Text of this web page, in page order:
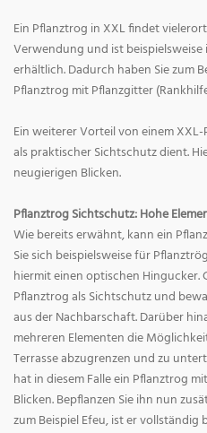
Ein Pflanztrog in XXL findet
Verwendung und ist beispielsweise
erhältlich. Dadurch haben Sie zum
Pflanztrog mit Pflanzgitter
Ein weiterer Vorteil von einem
als praktischer Sichtschutz dient.
neugierigen Blicken.
Pflanztrog Sichtschutz: Hohe
Wie bereits erwähnt, kann ein
Sie sich beispielsweise für
hiermit einen optischen Hingucker.
Pflanztrog als Sichtschutz und
aus der Nachbarschaft. Darüber
mehreren Elementen die
Terrasse abzugrenzen und zu
hat in diesem Falle ein Pflanztrog
Blicken. Bepflanzen Sie ihn nun
zum Beispiel Efeu, ist er vollständig